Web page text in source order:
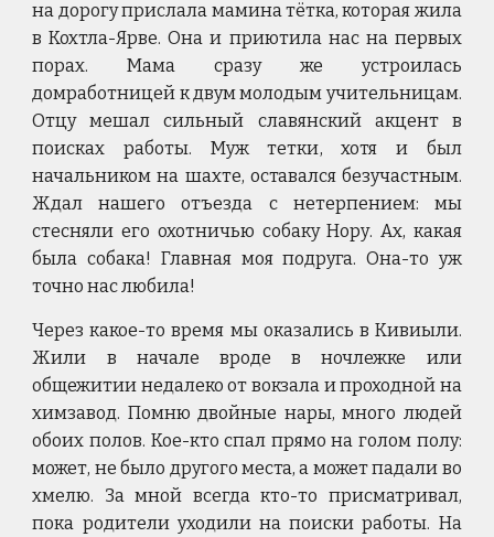
на дорогу прислала мамина тётка, которая жила
в Кохтла-Ярве. Она и приютила нас на первых
порах. Мама сразу же устроилась
домработницей к двум молодым учительницам.
Отцу мешал сильный славянский акцент в
поисках работы. Муж тетки, хотя и был
начальником на шахте, оставался безучастным.
Ждал нашего отъезда с нетерпением: мы
стесняли его охотничью собаку Нору. Ах, какая
была собака! Главная моя подруга. Она-то уж
точно нас любила!
Через какое-то время мы оказались в Кивиыли.
Жили в начале вроде в ночлежке или
общежитии недалеко от вокзала и проходной на
химзавод. Помню двойные нары, много людей
обоих полов. Кое-кто спал прямо на голом полу:
может, не было другого места, а может падали во
хмелю. За мной всегда кто-то присматривал,
пока родители уходили на поиски работы. На